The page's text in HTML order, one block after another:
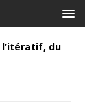
l’itératif, du